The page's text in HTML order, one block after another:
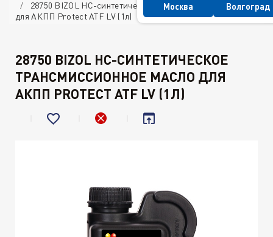
Москва Волгоград
28750 BIZOL НС-синтетическое трансмиссионное масло
для АКПП Protect ATF LV (1л)
28750 BIZOL НС-СИНТЕТИЧЕСКОЕ
ТРАНСМИССИОННОЕ МАСЛО ДЛЯ
АКПП PROTECT ATF LV (1Л)